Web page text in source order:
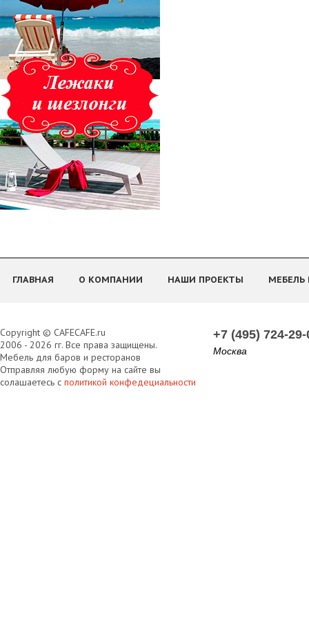
ГЛАВНАЯ О КОМПАНИИ НАШИ ПРОЕКТЫ
Copyright © CAFECAFE.ru
2006 - 2026 гг. Все права защищены.
Мебель для баров и ресторанов
Отправляя любую форму на сайте вы
солашаетесь с политикой конфедециальности
+7 (495) 724-29-
Москва